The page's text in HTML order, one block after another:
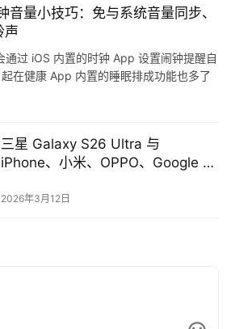
音量小技巧：免与系统音量同步、
声
通过 iOS 内置的时钟 App 设置闹钟提醒自
在健康 App 内置的睡眠排成功能也多了
三星 Galaxy S26 Ultra 与
iPhone、小米、OPPO、Google 旗
2026年3月12日